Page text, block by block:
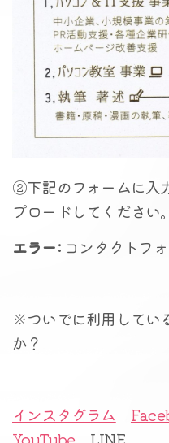
②下記のフォームに入
プロードしてください。
エラー:コンタクトフォ
※ついでに利用してい
か？
インスタグラム